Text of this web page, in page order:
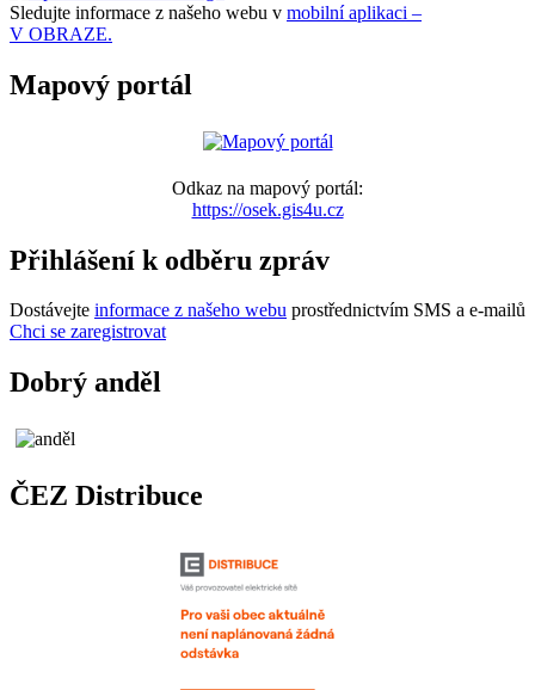
Sledujte informace z našeho webu v mobilní aplikaci –
V OBRAZE.
Mapový portál
Odkaz na mapový portál:
https://osek.gis4u.cz
Přihlášení k odběru zpráv
Dostávejte informace z našeho webu prostřednictvím SMS a e-mailů
Chci se zaregistrovat
Dobrý anděl
ČEZ Distribuce